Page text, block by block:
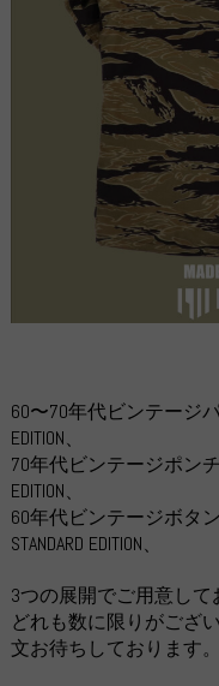
60〜70年代ビンテージパ
EDITION、
70年代ビンテージポン
EDITION、
60年代ビンテージボタ
STANDARD EDITION、
3つの展開でご用意して
どれも数に限りがござ
文お待ちしております。